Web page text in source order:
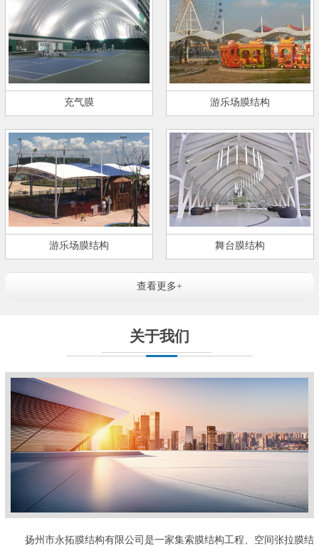
充气膜 游乐场膜结构
游乐场膜结构 舞台膜结构
查看更多+
关于我们
扬州市永拓膜结构有限公司是一家集索膜结构工程、空间张拉膜结